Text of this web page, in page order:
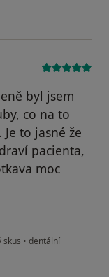
byl jsem
co na to
to jasné že
pacienta,
moc
skus • dentální